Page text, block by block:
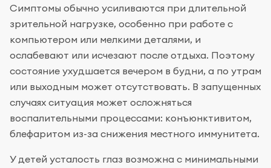
Симптомы обычно усиливаются при длительной
зрительной нагрузке, особенно при работе с
компьютером или мелкими деталями, и
ослабевают или исчезают после отдыха. Поэтому
состояние ухудшается вечером в будни, а по утрам
или выходным может отсутствовать. В запущенных
случаях ситуация может осложняться
воспалительными процессами: конъюнктивитом,
блефаритом из-за снижения местного иммунитета.
У детей усталость глаз возможна с минимальными